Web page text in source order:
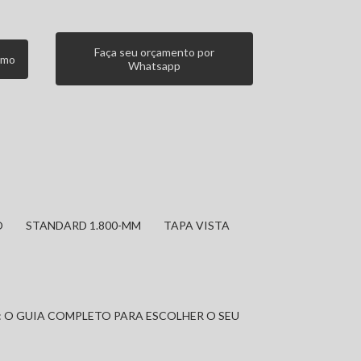
Faça seu orçamento por
Whatsapp
STANDARD 1.800-MM TAPA VISTA
GUIA COMPLETO PARA ESCOLHER O SEU